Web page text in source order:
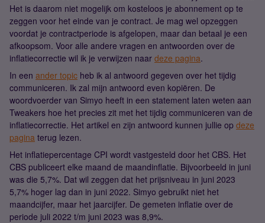
Het is daarom niet mogelijk om kosteloos je abonnement op te
zeggen voor het einde van je contract. Je mag wel opzeggen
voordat je contractperiode is afgelopen, maar dan betaal je een
afkoopsom. Voor alle andere vragen en antwoorden over de
inflatiecorrectie wil ik je verwijzen naar deze pagina.
In een ander topic heb ik al antwoord gegeven over het tijdig
communiceren. Ik zal mijn antwoord even kopiëren. De
woordvoerder van Simyo heeft in een statement laten weten aan
Tweakers hoe het precies zit met het tijdig communiceren van de
inflatiecorrectie. Het artikel en zijn antwoord kunnen jullie op deze
pagina terug lezen.
Het inflatiepercentage CPI wordt vastgesteld door het CBS. Het
CBS publiceert elke maand de maandinflatie. Bijvoorbeeld in juni
was die 5,7%. Dat wil zeggen dat het prijsniveau in juni 2023
5,7% hoger lag dan in juni 2022. Simyo gebruikt niet het
maandcijfer, maar het jaarcijfer. De gemeten inflatie over de
periode juli 2022 t/m juni 2023 was 8,9%.